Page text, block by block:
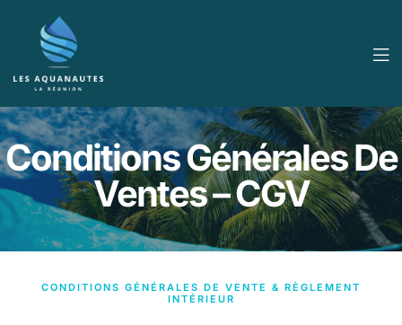
Conditions Générales De
Ventes – CGV
CONDITIONS GÉNÉRALES DE VENTE & RÈGLEMENT
INTÉRIEUR